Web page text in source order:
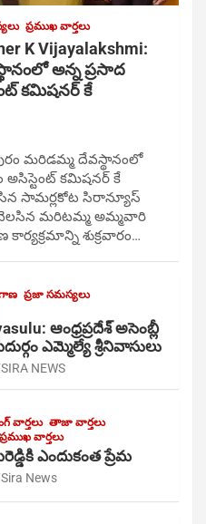
ప్రముఖ వార్తలు
K Vijayalakshmi:
అన్న ప్రసాద
కమిషనర్ కే
మరిడమ్మ దేవస్థానంలో
అసిస్టెంట్ కమిషనర్ కే
సామర్లకోట సిరాన్యూస్
వెలసిన మరిటమ్మ అమ్మవారి
శుక్రవారం…
ప్రజా సమస్యలు
ఆంధ్రప్రదేశ్ అసెంబ్లీ
ఎమ్మెల్యే శ్రీనివాసులు
SIRA NEWS
వార్తలు తాజా వార్తలు
ప్రముఖ వార్తలు
ఎందుకంత ప్రేమ
Sira News